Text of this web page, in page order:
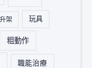
架 玩具
粗動作
職能治療